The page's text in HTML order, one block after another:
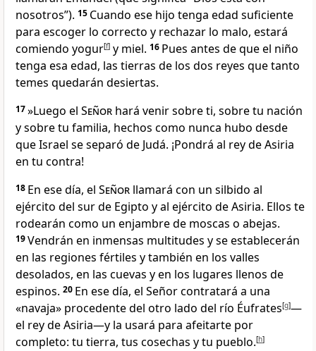
nosotros”). 15 Cuando ese hijo tenga edad suficiente
para escoger lo correcto y rechazar lo malo, estará
comiendo yogur[f] y miel. 16 Pues antes de que el niño
tenga esa edad, las tierras de los dos reyes que tanto
temes quedarán desiertas.
17»Luego el Señor hará venir sobre ti, sobre tu nación
y sobre tu familia, hechos como nunca hubo desde
que Israel se separó de Judá. ¡Pondrá al rey de Asiria
en tu contra!
18 En ese día, el Señor llamará con un silbido al
ejército del sur de Egipto y al ejército de Asiria. Ellos te
rodearán como un enjambre de moscas o abejas.
19Vendrán en inmensas multitudes y se establecerán
en las regiones fértiles y también en los valles
desolados, en las cuevas y en los lugares llenos de
espinos. 20 En ese día, el Señor contratará a una
«navaja» procedente del otro lado del río Éufrates[g]—
el rey de Asiria—y la usará para afeitarte por
completo: tu tierra, tus cosechas y tu pueblo.[h]